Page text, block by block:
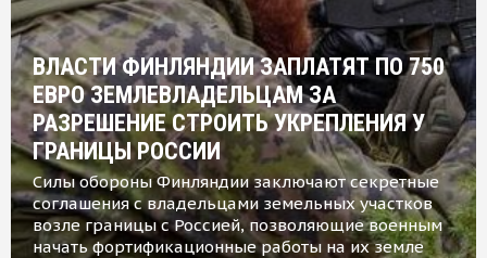
ВЛАСТИ ФИНЛЯНДИИ ЗАПЛАТЯТ ПО 750
ЕВРО ЗЕМЛЕВЛАДЕЛЬЦАМ ЗА
РАЗРЕШЕНИЕ СТРОИТЬ УКРЕПЛЕНИЯ У
ГРАНИЦЫ РОССИИ
Силы обороны Финляндии заключают секретные
соглашения с владельцами земельных участков
возле границы с Россией, позволяющие военным
начать фортификационные работы на их земле